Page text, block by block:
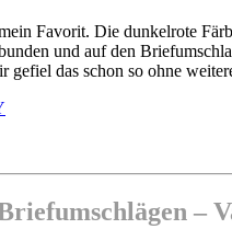
Favorit. Die dunkelrote
und auf den
gefiel das schon so ohne
–